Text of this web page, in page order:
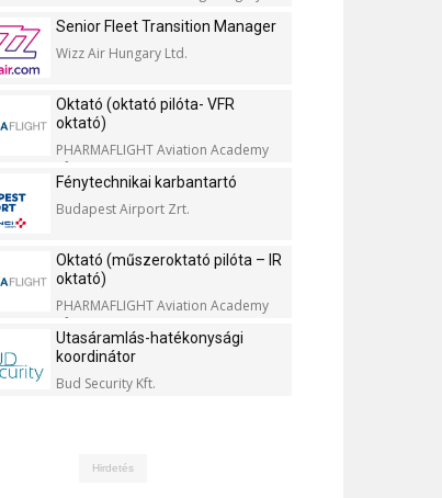
Senior Fleet Transition Manager
Wizz Air Hungary Ltd.
Oktató (oktató pilóta- VFR
oktató)
PHARMAFLIGHT Aviation Academy
Kft.
Fénytechnikai karbantartó
Budapest Airport Zrt.
Oktató (műszeroktató pilóta – IR
oktató)
PHARMAFLIGHT Aviation Academy
Kft.
Utasáramlás-hatékonysági
koordinátor
Bud Security Kft.
Hirdetés